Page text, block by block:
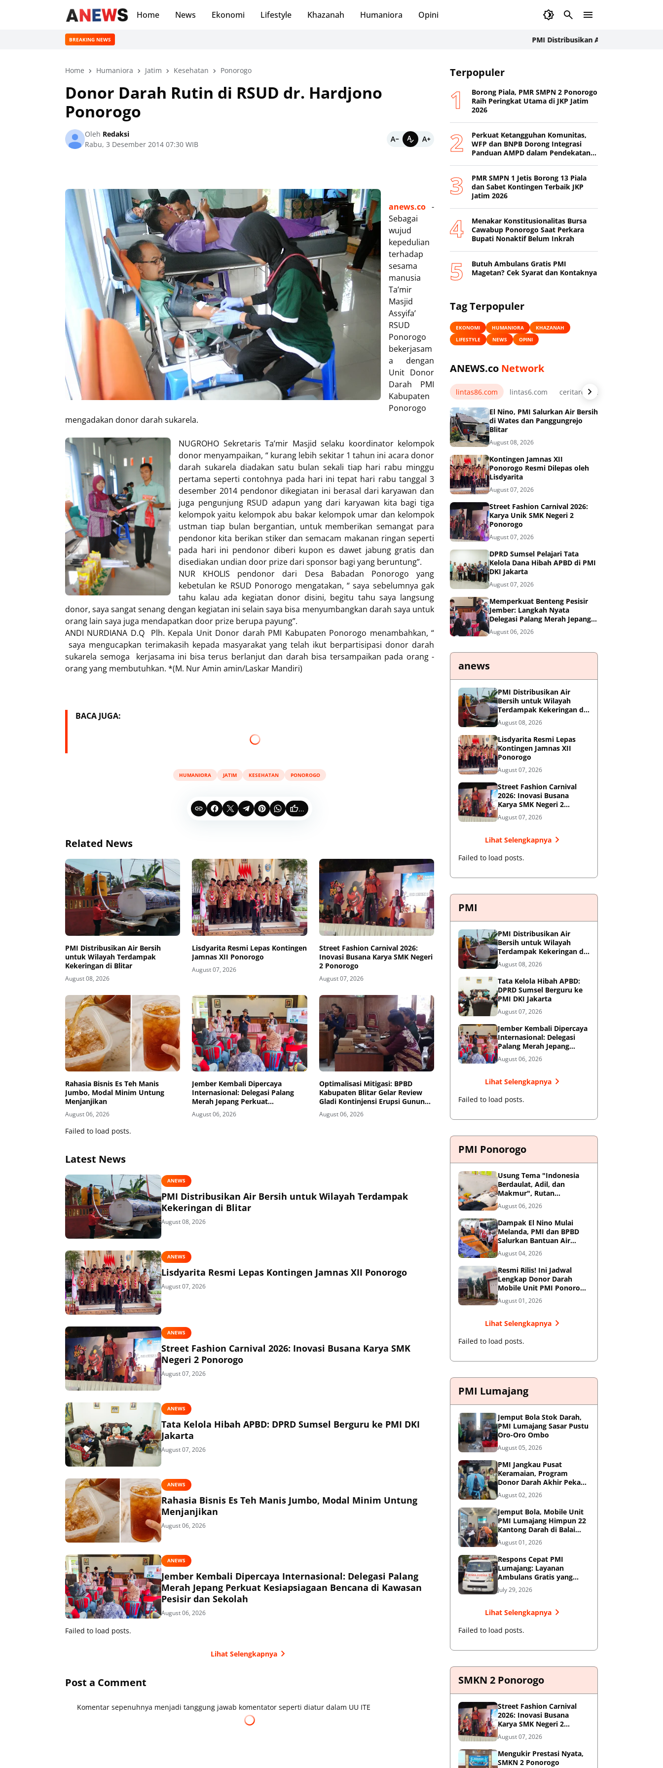
Home News Ekonomi Lifestyle Khazanah Humaniora Opini
BREAKING NEWS PMI Distribusikan Air Bersih untuk Wilayah
Home Humaniora Jatim Kesehatan Ponorogo
Donor Darah Rutin di RSUD dr. Hardjono
Ponorogo
Oleh Redaksi
Rabu, 3 Desember 2014 07:30 WIB
anews.co -
Sebagai
wujud
kepedulian
terhadap
sesama
manusia
Ta’mir
Masjid
Assyifa’
RSUD
Ponorogo
bekerjasam
a dengan
Unit Donor
Darah PMI
Kabupaten
Ponorogo
mengadakan donor darah sukarela.
NUGROHO Sekretaris Ta’mir Masjid selaku koordinator kelompok
donor menyampaikan, “ kurang lebih sekitar 1 tahun ini acara donor
darah sukarela diadakan satu bulan sekali tiap hari rabu minggu
pertama seperti contohnya pada hari ini tepat hari rabu tanggal 3
desember 2014 pendonor dikegiatan ini berasal dari karyawan dan
juga pengunjung RSUD adapun yang dari karyawan kita bagi tiga
kelompok yaitu kelompok abu bakar kelompok umar dan kelompok
ustman tiap bulan bergantian, untuk memberikan semangat para
pendonor kita berikan stiker dan semacam makanan ringan seperti
pada hari ini pendonor diberi kupon es dawet jabung gratis dan
disediakan undian door prize dari sponsor bagi yang beruntung”.
NUR KHOLIS pendonor dari Desa Babadan Ponorogo yang
kebetulan ke RSUD Ponorogo mengatakan, “ saya sebelumnya gak
tahu kalau ada kegiatan donor disini, begitu tahu saya langsung
donor, saya sangat senang dengan kegiatan ini selain saya bisa menyumbangkan darah saya untuk
orang lain saya juga mendapatkan door prize berupa payung”.
ANDI NURDIANA D.Q Plh. Kepala Unit Donor darah PMI Kabupaten Ponorogo menambahkan, “
saya mengucapkan terimakasih kepada masyarakat yang telah ikut berpartisipasi donor darah
sukarela semoga kerjasama ini bisa terus berlanjut dan darah bisa tersampaikan pada orang -
orang yang membutuhkan. *(M. Nur Amin amin/Laskar Mandiri)
BACA JUGA:
HUMANIORA JATIM KESEHATAN PONOROGO
...
Related News
PMI Distribusikan Air Bersih
untuk Wilayah Terdampak
Kekeringan di Blitar
August 08, 2026
Lisdyarita Resmi Lepas Kontingen
Jamnas XII Ponorogo
August 07, 2026
Street Fashion Carnival 2026:
Inovasi Busana Karya SMK Negeri
2 Ponorogo
August 07, 2026
Rahasia Bisnis Es Teh Manis
Jumbo, Modal Minim Untung
Menjanjikan
August 06, 2026
Jember Kembali Dipercaya
Internasional: Delegasi Palang
Merah Jepang Perkuat
Kesiapsiagaan Bencana di
Kawasan Pesisir dan Sekolah
August 06, 2026
Optimalisasi Mitigasi: BPBD
Kabupaten Blitar Gelar Review
Gladi Kontinjensi Erupsi Gunung
Kelud
August 06, 2026
Failed to load posts.
Latest News
ANEWS
PMI Distribusikan Air Bersih untuk Wilayah Terdampak
Kekeringan di Blitar
August 08, 2026
ANEWS
Lisdyarita Resmi Lepas Kontingen Jamnas XII Ponorogo
August 07, 2026
ANEWS
Street Fashion Carnival 2026: Inovasi Busana Karya SMK
Negeri 2 Ponorogo
August 07, 2026
ANEWS
Tata Kelola Hibah APBD: DPRD Sumsel Berguru ke PMI DKI
Jakarta
August 07, 2026
ANEWS
Rahasia Bisnis Es Teh Manis Jumbo, Modal Minim Untung
Menjanjikan
August 06, 2026
ANEWS
Jember Kembali Dipercaya Internasional: Delegasi Palang
Merah Jepang Perkuat Kesiapsiagaan Bencana di Kawasan
Pesisir dan Sekolah
August 06, 2026
Failed to load posts.
Lihat Selengkapnya
Post a Comment
Komentar sepenuhnya menjadi tanggung jawab komentator seperti diatur dalam UU ITE
Terpopuler
Borong Piala, PMR SMPN 2 Ponorogo
Raih Peringkat Utama di JKP Jatim
2026
Perkuat Ketangguhan Komunitas,
WFP dan BNPB Dorong Integrasi
Panduan AMPD dalam Pendekatan
PMR SMPN 1 Jetis Borong 13 Piala
dan Sabet Kontingen Terbaik JKP
Jatim 2026
Menakar Konstitusionalitas Bursa
Cawabup Ponorogo Saat Perkara
Bupati Nonaktif Belum Inkrah
Butuh Ambulans Gratis PMI
Magetan? Cek Syarat dan Kontaknya
Tag Terpopuler
EKONOMI HUMANIORA
KHAZANAH
LIFESTYLE
NEWS OPINI
ANEWS.co Network
lintas86.com lintas6.com ceritarelawan.my.id
El Nino, PMI Salurkan Air Bersih
di Wates dan Panggungrejo
Blitar
August 08, 2026
Kontingen Jamnas XII
Ponorogo Resmi Dilepas oleh
Lisdyarita
August 07, 2026
Street Fashion Carnival 2026:
Karya Unik SMK Negeri 2
Ponorogo
August 07, 2026
DPRD Sumsel Pelajari Tata
Kelola Dana Hibah APBD di PMI
DKI Jakarta
August 07, 2026
Memperkuat Benteng Pesisir
Jember: Langkah Nyata
Delegasi Palang Merah Jepang
Dampingi Relawan dan Sekolah
Tangguh Bencana
August 06, 2026
anews
PMI Distribusikan Air
Bersih untuk Wilayah
Terdampak Kekeringan di
Blitar
August 08, 2026
Lisdyarita Resmi Lepas
Kontingen Jamnas XII
Ponorogo
August 07, 2026
Street Fashion Carnival
2026: Inovasi Busana
Karya SMK Negeri 2
Ponorogo
August 07, 2026
Lihat Selengkapnya
Failed to load posts.
PMI
PMI Distribusikan Air
Bersih untuk Wilayah
Terdampak Kekeringan di
Blitar
August 08, 2026
Tata Kelola Hibah APBD:
DPRD Sumsel Berguru ke
PMI DKI Jakarta
August 07, 2026
Jember Kembali Dipercaya
Internasional: Delegasi
Palang Merah Jepang
Perkuat Kesiapsiagaan
Bencana di Kawasan
August 06, 2026
Lihat Selengkapnya
Failed to load posts.
PMI Ponorogo
Usung Tema "Indonesia
Berdaulat, Adil, dan
Makmur", Rutan
Ponorogo Gelar Donor
Darah Kemanusiaan
Sambut HUT RI ke-81
August 06, 2026
Dampak El Nino Mulai
Melanda, PMI dan BPBD
Salurkan Bantuan Air
Bersih ke Desa Terdampak
di Ponorogo
August 04, 2026
Resmi Rilis! Ini Jadwal
Lengkap Donor Darah
Mobile Unit PMI Ponorogo
Agustus 2026
August 01, 2026
Lihat Selengkapnya
Failed to load posts.
PMI Lumajang
Jemput Bola Stok Darah,
PMI Lumajang Sasar Pustu
Oro-Oro Ombo
August 05, 2026
PMI Jangkau Pusat
Keramaian, Program
Donor Darah Akhir Pekan
di GM Plaza Lumajang
Disambut Antusias
August 02, 2026
Jemput Bola, Mobile Unit
PMI Lumajang Himpun 22
Kantong Darah di Balai
Desa Jatirejo Kunir
August 01, 2026
Respons Cepat PMI
Lumajang: Layanan
Ambulans Gratis yang
Wajib Diketahui Warga
July 29, 2026
Lihat Selengkapnya
Failed to load posts.
SMKN 2 Ponorogo
Street Fashion Carnival
2026: Inovasi Busana
Karya SMK Negeri 2
Ponorogo
August 07, 2026
Mengukir Prestasi Nyata,
SMKN 2 Ponorogo